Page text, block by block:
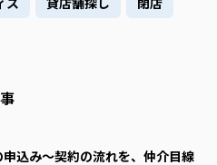
ス 貸店舗探し 閉店
申込み～契約の流れを、仲介目線